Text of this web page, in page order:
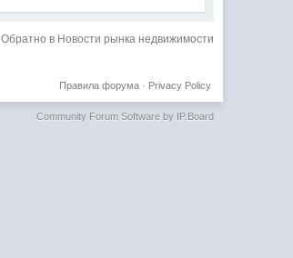
Обратно в Новости рынка недвижимости
Privacy Policy
Правила форума·
Community Forum Software by IP.Board